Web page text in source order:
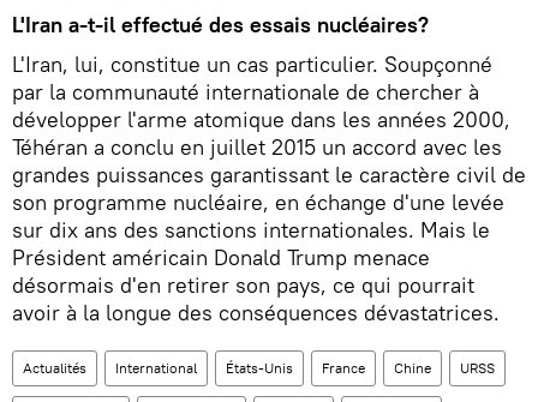
L'Iran a-t-il effectué des essais nucléaires?
L'Iran, lui, constitue un cas particulier. Soupçonné
par la communauté internationale de chercher à
développer l'arme atomique dans les années 2000,
Téhéran a conclu en juillet 2015 un accord avec les
grandes puissances garantissant le caractère civil de
son programme nucléaire, en échange d'une levée
sur dix ans des sanctions internationales. Mais le
Président américain Donald Trump menace
désormais d'en retirer son pays, ce qui pourrait
avoir à la longue des conséquences dévastatrices.
Actualités International États-Unis France Chine URSS